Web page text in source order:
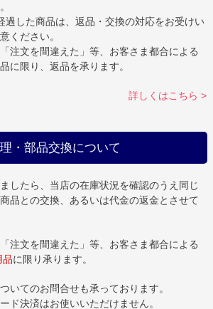
過した商品は、返品・交換の対応をお受けい
ください。
注文を間違えた」等、お客さま都合による
に限り、返品を承ります。
詳しくはこちら >
・部品交換について
したら、当店の在庫状況を確認のうえ同じ
品との交換、あるいは代金の返金とさせて
注文を間違えた」等、お客さま都合による
品に限り承ります。
いてのお問合せも承っております。
ド決済はお使いいただけません。